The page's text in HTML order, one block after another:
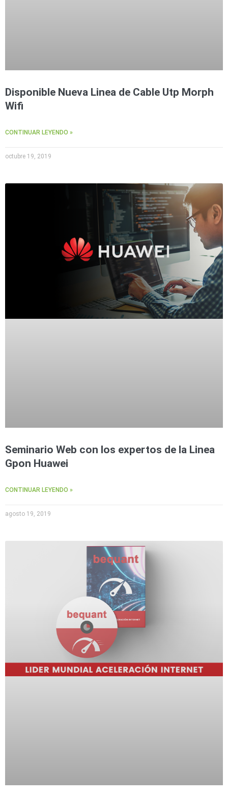
Disponible Nueva Linea de Cable Utp Morph
Wifi
CONTINUAR LEYENDO »
octubre 19, 2019
Seminario Web con los expertos de la Linea
Gpon Huawei
CONTINUAR LEYENDO »
agosto 19, 2019